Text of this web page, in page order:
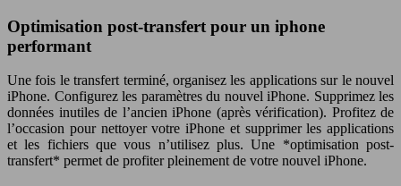
Optimisation post-transfert pour un iphone
performant
Une fois le transfert terminé, organisez les applications sur le nouvel
iPhone. Configurez les paramètres du nouvel iPhone. Supprimez les
données inutiles de l’ancien iPhone (après vérification). Profitez de
l’occasion pour nettoyer votre iPhone et supprimer les applications
et les fichiers que vous n’utilisez plus. Une *optimisation post-
transfert* permet de profiter pleinement de votre nouvel iPhone.